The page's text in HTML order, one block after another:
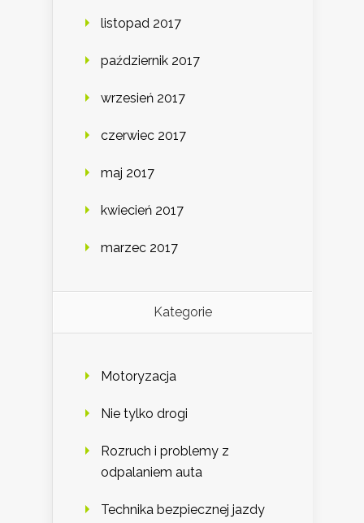
listopad 2017
październik 2017
wrzesień 2017
czerwiec 2017
maj 2017
kwiecień 2017
marzec 2017
Kategorie
Motoryzacja
Nie tylko drogi
Rozruch i problemy z
odpalaniem auta
Technika bezpiecznej jazdy